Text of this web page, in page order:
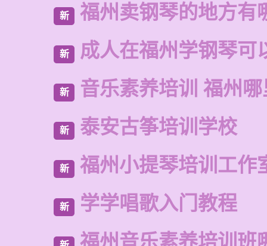
新 福州卖钢琴的地方有
新 成人在福州学钢琴可
新 音乐素养培训 福州
新 泰安古筝培训学校
新 福州小提琴培训工作
新 学学唱歌入门教程
福州音乐素养培训班